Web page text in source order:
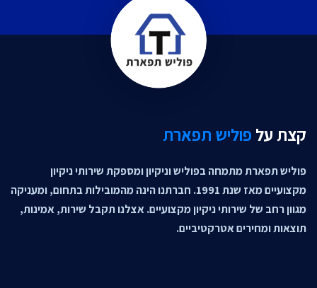
קצת על פוליש תפארת
פוליש תפארת מתמחה בפוליש וניקיון ומספקת שירותי ניקיון
מקצועיים מאז שנת 1991. חברתנו הינה מהמובילות בתחום, ומעניקה
מגוון רחב של שירותי ניקיון מקצועיים. אצלנו תקבל שירות, אמינות,
תוצאות ומחירים אטרקטיביים.